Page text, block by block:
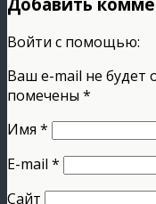
Войти с помощью:
Ваш e-mail не будет
помечены *
Имя *
E-mail *
Сайт